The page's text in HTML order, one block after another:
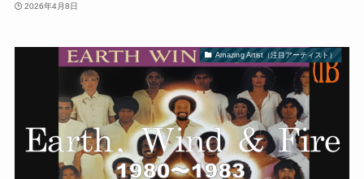
2026年4月8日
Amazing Artist（注目アーティスト）